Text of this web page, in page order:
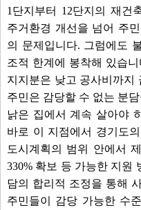
1단지부터 12단지의 재건
주거환경 개선을 넘어 주
의 문제입니다. 그럼에도
조적 한계에 봉착해 있습
지지분은 낮고 공사비까지
주민은 감당할 수 없는 분
낡은 집에서 계속 살아야
바로 이 지점에서 경기도
도시계획의 범위 안에서
330% 확보 등 가능한 지원
담의 합리적 조정을 통해
주민들이 감당 가능한 수